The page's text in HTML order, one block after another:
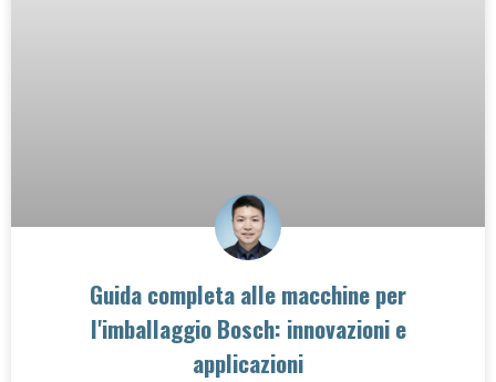
Guida completa alle macchine per
l'imballaggio Bosch: innovazioni e
applicazioni